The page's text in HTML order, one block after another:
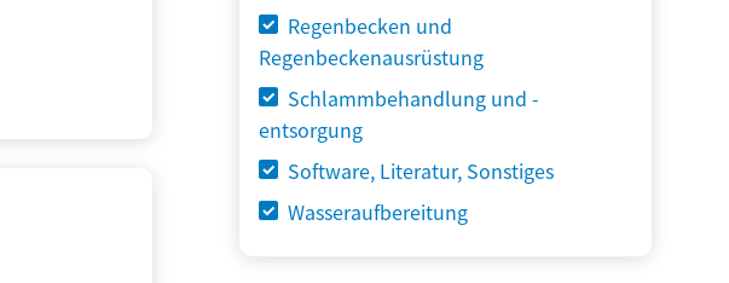
Regenbecken und
Regenbeckenausrüstung
Schlammbehandlung und -
entsorgung
Software, Literatur, Sonstiges
Wasseraufbereitung